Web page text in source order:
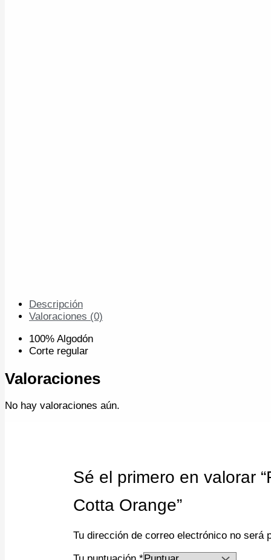
Descripción
Valoraciones (0)
100% Algodón
Corte regular
Valoraciones
No hay valoraciones aún.
Sé el primero en valorar
Cotta Orange”
Tu dirección de correo electrónico no será